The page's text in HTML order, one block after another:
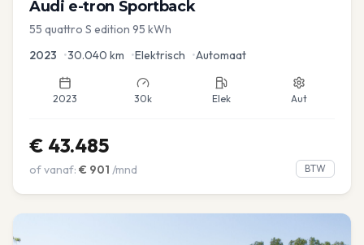
Audi e-tron Sportback
55 quattro S edition 95 kWh
2023 •30.040 km •Elektrisch •Automaat
2023 30k Elek Aut
€ 43.485
of vanaf: € 901 /mnd BTW